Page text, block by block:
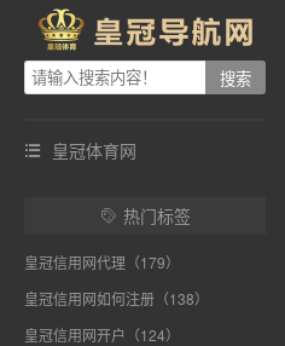
 皇冠体育网
 热门标签
皇冠信用网代理（179）
皇冠信用网如何注册（138）
皇冠信用网开户（124）